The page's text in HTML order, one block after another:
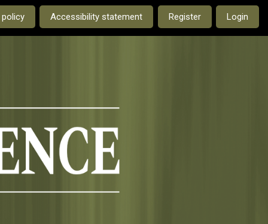
current language is:Accessibility statement Register Login